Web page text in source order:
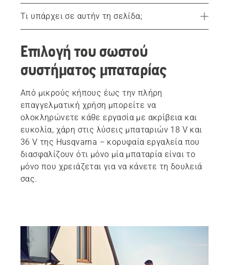
Τι υπάρχει σε αυτήν τη σελίδα;
Επιλογή του σωστού συστήματος μπαταρίας
Αξιόπιστη ισχύς μπαταρίας
Είναι η μπαταρία η σωστή επιλογή;
Ε&Α για τις μπαταρίες
Εξερευνήστε τη σειρά προϊόντων μπαταρίας
Εντοπισμός επιλεγμένου συνεργάτη
Επιλογή του σωστού
συστήματος μπαταρίας
Από μικρούς κήπους έως την πλήρη
επαγγελματική χρήση μπορείτε να
ολοκληρώνετε κάθε εργασία με ακρίβεια και
ευκολία, χάρη στις λύσεις μπαταριών 18 V και
36 V της Husqvarna – κορυφαία εργαλεία που
διασφαλίζουν ότι μόνο μία μπαταρία είναι το
μόνο που χρειάζεται για να κάνετε τη δουλειά
σας.